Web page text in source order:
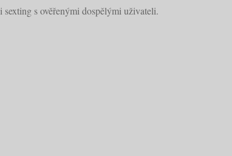
s ověřenými dospělými uživateli.